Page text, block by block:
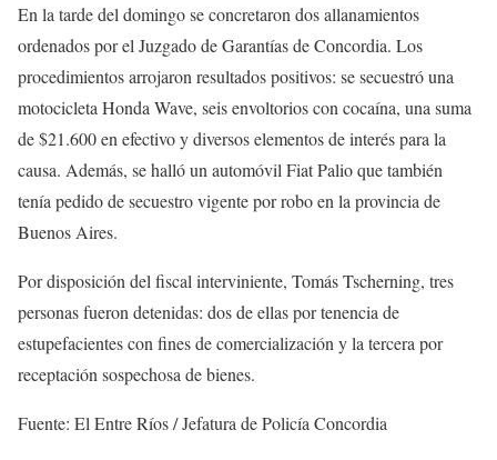
En la tarde del domingo se concretaron dos allanamientos
ordenados por el Juzgado de Garantías de Concordia. Los
procedimientos arrojaron resultados positivos: se secuestró una
motocicleta Honda Wave, seis envoltorios con cocaína, una suma
de $21.600 en efectivo y diversos elementos de interés para la
causa. Además, se halló un automóvil Fiat Palio que también
tenía pedido de secuestro vigente por robo en la provincia de
Buenos Aires.
Por disposición del fiscal interviniente, Tomás Tscherning, tres
personas fueron detenidas: dos de ellas por tenencia de
estupefacientes con fines de comercialización y la tercera por
receptación sospechosa de bienes.
Fuente: El Entre Ríos / Jefatura de Policía Concordia